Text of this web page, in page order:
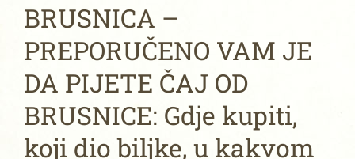
BRUSNICA –
PREPORUČENO VAM JE
DA PIJETE ČAJ OD
BRUSNICE: Gdje kupiti,
koji dio biljke, u kakvom